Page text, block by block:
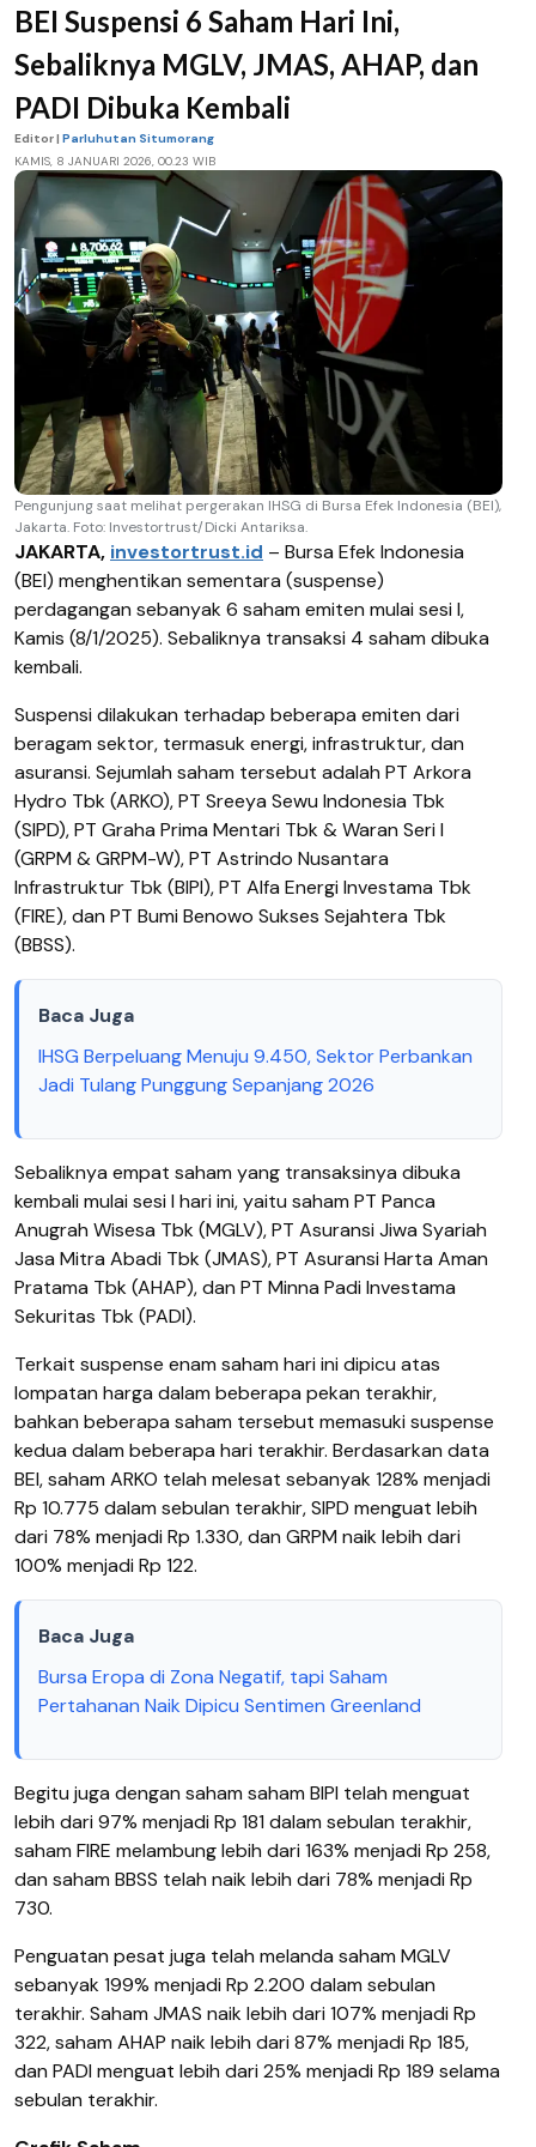
BEI Suspensi 6 Saham Hari Ini,
Sebaliknya MGLV, JMAS, AHAP, dan
PADI Dibuka Kembali
Editor | Parluhutan Situmorang
KAMIS, 8 JANUARI 2026, 00.23 WIB
Pengunjung saat melihat pergerakan IHSG di Bursa Efek Indonesia (BEI),
Jakarta. Foto: Investortrust/Dicki Antariksa.
JAKARTA, investortrust.id – Bursa Efek Indonesia
(BEI) menghentikan sementara (suspense)
perdagangan sebanyak 6 saham emiten mulai sesi I,
Kamis (8/1/2025). Sebaliknya transaksi 4 saham dibuka
kembali.
Suspensi dilakukan terhadap beberapa emiten dari
beragam sektor, termasuk energi, infrastruktur, dan
asuransi. Sejumlah saham tersebut adalah PT Arkora
Hydro Tbk (ARKO), PT Sreeya Sewu Indonesia Tbk
(SIPD), PT Graha Prima Mentari Tbk & Waran Seri I
(GRPM & GRPM-W), PT Astrindo Nusantara
Infrastruktur Tbk (BIPI), PT Alfa Energi Investama Tbk
(FIRE), dan PT Bumi Benowo Sukses Sejahtera Tbk
(BBSS).
Baca Juga
IHSG Berpeluang Menuju 9.450, Sektor Perbankan
Jadi Tulang Punggung Sepanjang 2026
Sebaliknya empat saham yang transaksinya dibuka
kembali mulai sesi I hari ini, yaitu saham PT Panca
Anugrah Wisesa Tbk (MGLV), PT Asuransi Jiwa Syariah
Jasa Mitra Abadi Tbk (JMAS), PT Asuransi Harta Aman
Pratama Tbk (AHAP), dan PT Minna Padi Investama
Sekuritas Tbk (PADI).
Terkait suspense enam saham hari ini dipicu atas
lompatan harga dalam beberapa pekan terakhir,
bahkan beberapa saham tersebut memasuki suspense
kedua dalam beberapa hari terakhir. Berdasarkan data
BEI, saham ARKO telah melesat sebanyak 128% menjadi
Rp 10.775 dalam sebulan terakhir, SIPD menguat lebih
dari 78% menjadi Rp 1.330, dan GRPM naik lebih dari
100% menjadi Rp 122.
Baca Juga
Bursa Eropa di Zona Negatif, tapi Saham
Pertahanan Naik Dipicu Sentimen Greenland
Begitu juga dengan saham saham BIPI telah menguat
lebih dari 97% menjadi Rp 181 dalam sebulan terakhir,
saham FIRE melambung lebih dari 163% menjadi Rp 258,
dan saham BBSS telah naik lebih dari 78% menjadi Rp
730.
Penguatan pesat juga telah melanda saham MGLV
sebanyak 199% menjadi Rp 2.200 dalam sebulan
terakhir. Saham JMAS naik lebih dari 107% menjadi Rp
322, saham AHAP naik lebih dari 87% menjadi Rp 185,
dan PADI menguat lebih dari 25% menjadi Rp 189 selama
sebulan terakhir.